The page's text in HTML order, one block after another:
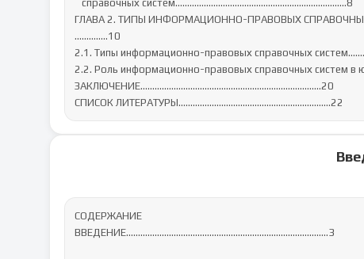
ГЛАВА 2. ТИПЫ ИНФОРМАЦИОННО-ПРАВОВЫХ
…………..10
2.1. Типы информационно-правовых справочных
2.2. Роль информационно-правовых справочных систем в
ЗАКЛЮЧЕНИЕ………………………………………………………………….20
СПИСОК ЛИТЕРАТУРЫ………………………………………….……………22
СОДЕРЖАНИЕ
ВВЕДЕНИЕ………………………………………………….....………..….……..3